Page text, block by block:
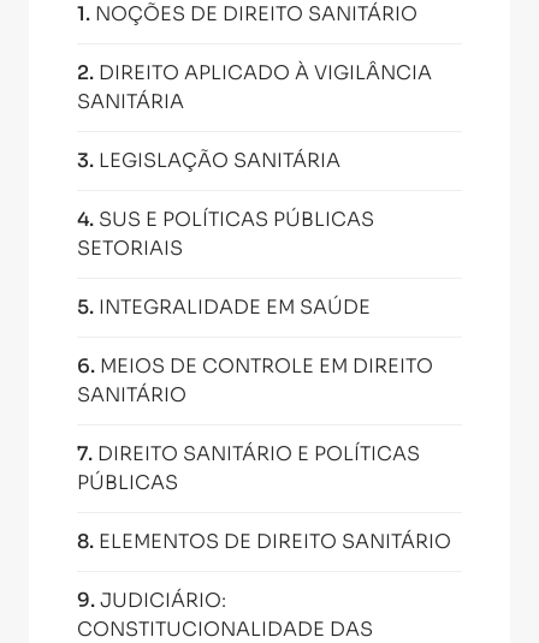
1. NOÇÕES DE DIREITO SANITÁRIO
2. DIREITO APLICADO À VIGILÂNCIA
SANITÁRIA
3. LEGISLAÇÃO SANITÁRIA
4. SUS E POLÍTICAS PÚBLICAS
SETORIAIS
5. INTEGRALIDADE EM SAÚDE
6. MEIOS DE CONTROLE EM DIREITO
SANITÁRIO
7. DIREITO SANITÁRIO E POLÍTICAS
PÚBLICAS
8. ELEMENTOS DE DIREITO SANITÁRIO
9.JUDICIÁRIO:
CONSTITUCIONALIDADE DAS